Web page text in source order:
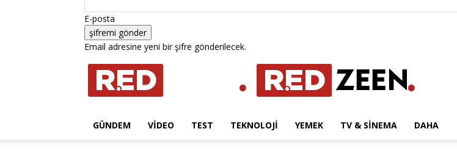
E-posta
Email adresine yeni bir şifre gönderilecek.
GÜNDEM VIDEO TEST TEKNOLOJI YEMEK TV & SINEMA DAHA